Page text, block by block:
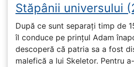
Stăpânii universului
După ce sunt separați timp de
îl conduce pe prințul Adam
descoperă că patria sa a fost
malefică a lui Skeletor. Pentru